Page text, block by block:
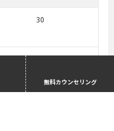
30
30無料カウンセリング